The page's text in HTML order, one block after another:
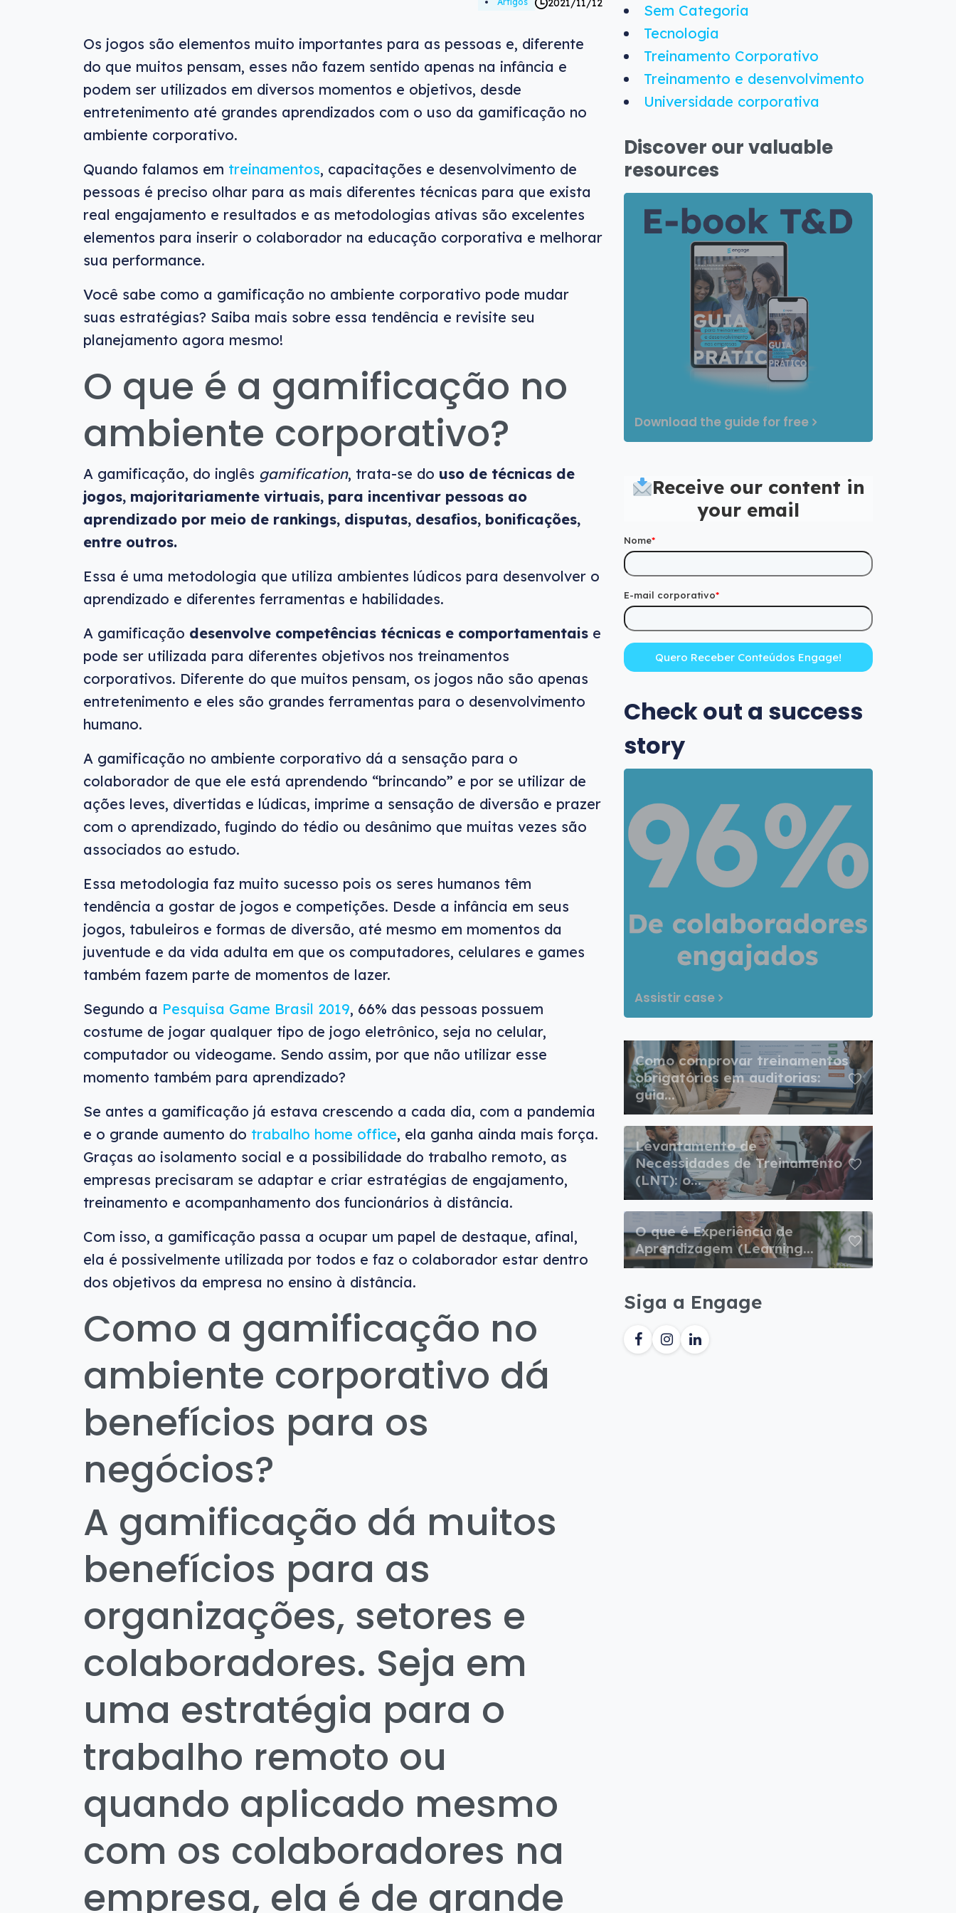
Os jogos são elementos muito importantes para as pessoas e, diferente
do que muitos pensam, esses não fazem sentido apenas na infância e
podem ser utilizados em diversos momentos e objetivos, desde
entretenimento até grandes aprendizados com o uso da gamificação no
ambiente corporativo.
Quando falamos em treinamentos, capacitações e desenvolvimento de
pessoas é preciso olhar para as mais diferentes técnicas para que exista
real engajamento e resultados e as metodologias ativas são excelentes
elementos para inserir o colaborador na educação corporativa e melhorar
sua performance.
Você sabe como a gamificação no ambiente corporativo pode mudar
suas estratégias? Saiba mais sobre essa tendência e revisite seu
planejamento agora mesmo!
O que é a gamificação no
ambiente corporativo?
A gamificação, do inglês gamification, trata-se do uso de técnicas de
jogos, majoritariamente virtuais, para incentivar pessoas ao
aprendizado por meio de rankings, disputas, desafios, bonificações,
entre outros.
Essa é uma metodologia que utiliza ambientes lúdicos para desenvolver o
aprendizado e diferentes ferramentas e habilidades.
A gamificação desenvolve competências técnicas e comportamentais e
pode ser utilizada para diferentes objetivos nos treinamentos
corporativos. Diferente do que muitos pensam, os jogos não são apenas
entretenimento e eles são grandes ferramentas para o desenvolvimento
humano.
A gamificação no ambiente corporativo dá a sensação para o
colaborador de que ele está aprendendo “brincando” e por se utilizar de
ações leves, divertidas e lúdicas, imprime a sensação de diversão e prazer
com o aprendizado, fugindo do tédio ou desânimo que muitas vezes são
associados ao estudo.
Essa metodologia faz muito sucesso pois os seres humanos têm
tendência a gostar de jogos e competições. Desde a infância em seus
jogos, tabuleiros e formas de diversão, até mesmo em momentos da
juventude e da vida adulta em que os computadores, celulares e games
também fazem parte de momentos de lazer.
Segundo a Pesquisa Game Brasil 2019, 66% das pessoas possuem
costume de jogar qualquer tipo de jogo eletrônico, seja no celular,
computador ou videogame. Sendo assim, por que não utilizar esse
momento também para aprendizado?
Se antes a gamificação já estava crescendo a cada dia, com a pandemia
e o grande aumento do trabalho home office, ela ganha ainda mais força.
Graças ao isolamento social e a possibilidade do trabalho remoto, as
empresas precisaram se adaptar e criar estratégias de engajamento,
treinamento e acompanhamento dos funcionários à distância.
Com isso, a gamificação passa a ocupar um papel de destaque, afinal,
ela é possivelmente utilizada por todos e faz o colaborador estar dentro
dos objetivos da empresa no ensino à distância.
Como a gamificação no
ambiente corporativo dá
benefícios para os
negócios?
A gamificação dá muitos
benefícios para as
organizações, setores e
colaboradores. Seja em
uma estratégia para o
trabalho remoto ou
quando aplicado mesmo
com os colaboradores na
empresa, ela é de grande
Sem Categoria
Tecnologia
Treinamento Corporativo
Treinamento e desenvolvimento
Universidade corporativa
Discover our valuable
resources
Download the guide for free
Receive our content in
your email
Nome*
E-mail corporativo*
Check out a success
story
Assistir case
Como comprovar treinamentos
obrigatórios em auditorias:
guia...
Levantamento de
Necessidades de Treinamento
(LNT): o...
O que é Experiência de
Aprendizagem (Learning...
Siga a Engage